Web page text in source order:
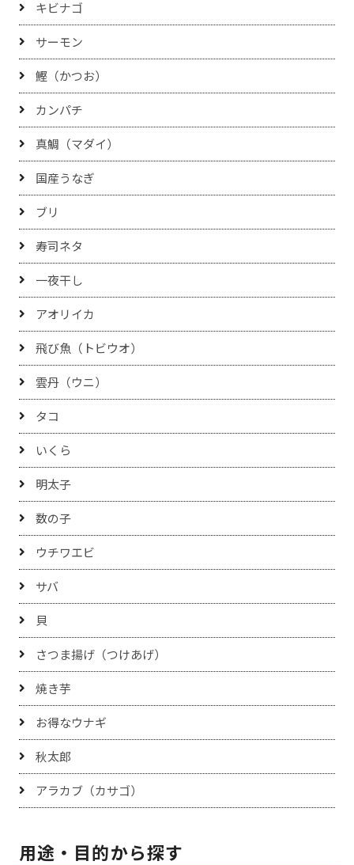
キビナゴ
サーモン
鰹（かつお）
カンパチ
真鯛（マダイ）
国産うなぎ
ブリ
寿司ネタ
一夜干し
アオリイカ
飛び魚（トビウオ）
雲丹（ウニ）
タコ
いくら
明太子
数の子
ウチワエビ
サバ
貝
さつま揚げ（つけあげ）
焼き芋
お得なウナギ
秋太郎
アラカブ（カサゴ）
用途・目的から探す